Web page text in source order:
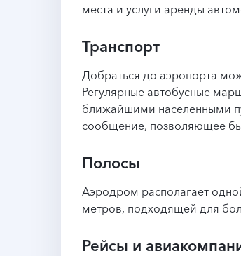
места и услуги аренды
Транспорт
Добраться до аэропорта
Регулярные автобусные
ближайшими населенными
сообщение, позволяющее
Полосы
Аэродром располагает
метров, подходящей для
Рейсы и